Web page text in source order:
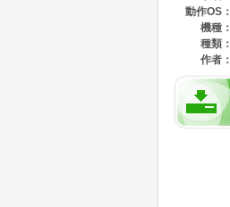
動作OS：
機種：
種類：
作者：